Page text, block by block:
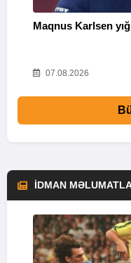
Maqnus Karlsen
07.08.2026
İDMAN